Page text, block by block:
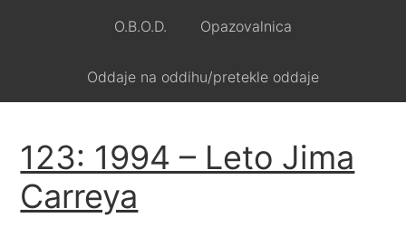
O.B.O.D. Opazovalnica
Oddaje na oddihu/pretekle oddaje
123: 1994 – Leto Jima
Carreya